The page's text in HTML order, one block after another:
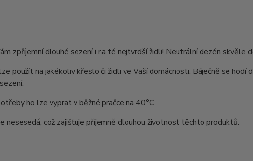
zpříjemní dlouhé sezení i na té nejtvrdší židli! Neutrální dezén skvěle
použít na jakékoliv křeslo či židli ve Vaší domácnosti. Báječně se hodí
ho lze vyprat v běžné pračce na 40°C
což zajišťuje příjemně dlouhou životnost těchto produktů.